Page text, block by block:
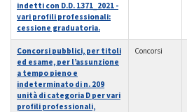
indetti con D.D. 1371_2021 -
vari profili professionali:
cessione graduatoria.
Concorsi pubblici, per titoli
ed esame, per l’assunzione
a tempo pieno e
indeterminato di n. 209
unità di categoria D per vari
profili professionali,
Concorsi